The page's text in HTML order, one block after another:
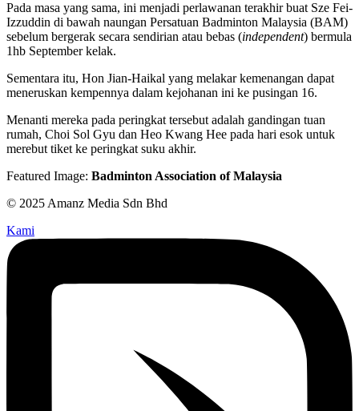
Pada masa yang sama, ini menjadi perlawanan terakhir buat Sze Fei-
Izzuddin di bawah naungan Persatuan Badminton Malaysia (BAM)
sebelum bergerak secara sendirian atau bebas (independent) bermula
1hb September kelak.
Sementara itu, Hon Jian-Haikal yang melakar kemenangan dapat
meneruskan kempennya dalam kejohanan ini ke pusingan 16.
Menanti mereka pada peringkat tersebut adalah gandingan tuan
rumah, Choi Sol Gyu dan Heo Kwang Hee pada hari esok untuk
merebut tiket ke peringkat suku akhir.
Featured Image: Badminton Association of Malaysia
© 2025 Amanz Media Sdn Bhd
Kami